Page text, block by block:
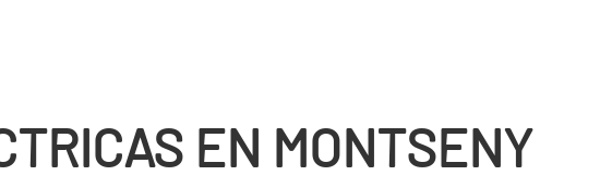
EN MONTSENY